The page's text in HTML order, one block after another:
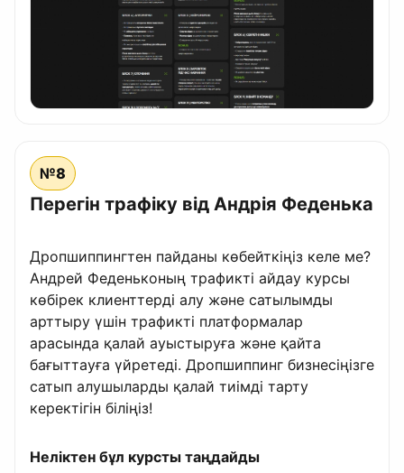
№8
Перегін трафіку від Андрія Феденька
Дропшиппингтен пайданы көбейткіңіз келе ме?
Андрей Феденьконың трафикті айдау курсы
көбірек клиенттерді алу және сатылымды
арттыру үшін трафикті платформалар
арасында қалай ауыстыруға және қайта
бағыттауға үйретеді. Дропшиппинг бизнесіңізге
сатып алушыларды қалай тиімді тарту
керектігін біліңіз!
Неліктен бұл курсты таңдайды